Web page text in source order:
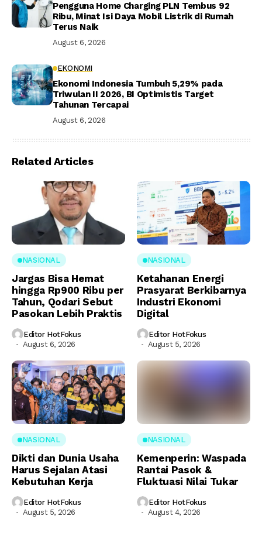
Pengguna Home Charging PLN Tembus 92
Ribu, Minat Isi Daya Mobil Listrik di Rumah
Terus Naik
August 6, 2026
EKONOMI
Ekonomi Indonesia Tumbuh 5,29% pada
Triwulan II 2026, BI Optimistis Target
Tahunan Tercapai
August 6, 2026
Related Articles
NASIONAL
Jargas Bisa Hemat
hingga Rp900 Ribu per
Tahun, Qodari Sebut
Pasokan Lebih Praktis
Editor HotFokus
August 6, 2026
NASIONAL
Ketahanan Energi
Prasyarat Berkibarnya
Industri Ekonomi
Digital
Editor HotFokus
August 5, 2026
NASIONAL
Dikti dan Dunia Usaha
Harus Sejalan Atasi
Kebutuhan Kerja
Editor HotFokus
August 5, 2026
NASIONAL
Kemenperin: Waspada
Rantai Pasok &
Fluktuasi Nilai Tukar
Editor HotFokus
August 4, 2026